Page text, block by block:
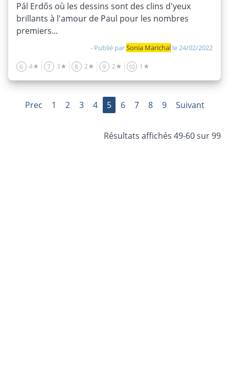
Pál Erdős où les dessins sont des clins d'yeux
brillants à l'amour de Paul pour les nombres
premiers...
- Publié parSonia Marichal le 24/02/2022
6 4★ 7 3★ 8 2★ 9 2★ 10 1★
Prec 1 2 3 4 5 6 7 8 9 Suivant
Résultats affichés 49-60 sur 99